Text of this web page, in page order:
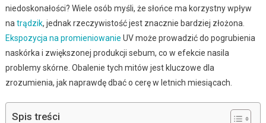
niedoskonałości? Wiele osób myśli, że słońce ma korzystny wpływ
na trądzik, jednak rzeczywistość jest znacznie bardziej złożona.
Ekspozycja na promieniowanie UV może prowadzić do pogrubienia
naskórka i zwiększonej produkcji sebum, co w efekcie nasila
problemy skórne. Obalenie tych mitów jest kluczowe dla
zrozumienia, jak naprawdę dbać o cerę w letnich miesiącach.
Spis treści